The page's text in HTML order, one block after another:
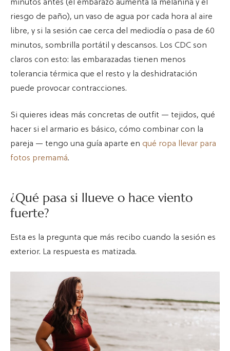
minutos antes (el embarazo aumenta la melanina y el
riesgo de paño), un vaso de agua por cada hora al aire
libre, y si la sesión cae cerca del mediodía o pasa de 60
minutos, sombrilla portátil y descansos. Los CDC son
claros con esto: las embarazadas tienen menos
tolerancia térmica que el resto y la deshidratación
puede provocar contracciones.
Si quieres ideas más concretas de outfit — tejidos, qué
hacer si el armario es básico, cómo combinar con la
pareja — tengo una guía aparte en qué ropa llevar para
fotos premamá.
¿Qué pasa si llueve o hace viento
fuerte?
Esta es la pregunta que más recibo cuando la sesión es
exterior. La respuesta es matizada.